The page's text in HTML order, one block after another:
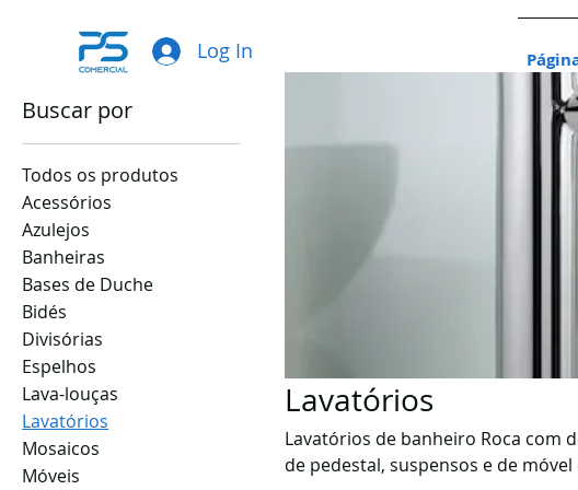
Log In
Buscar por
Todos os produtos
Acessórios
Azulejos
Banheiras
Bases de Duche
Bidés
Divisórias
Espelhos
Lava-louças
Lavatórios
Mosaicos
Móveis
Lavatórios
Lavatórios de banheiro Roca com
de pedestal, suspensos e de